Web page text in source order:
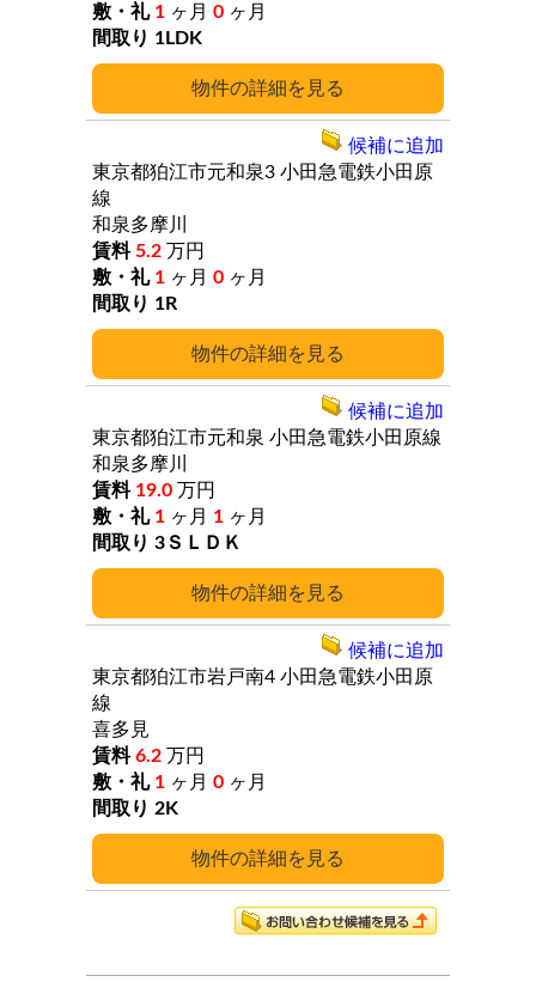
詳細
1 ヶ月 0 ヶ月
1LDK
詳細
東京都狛江市元和泉3 小田急電鉄小田原
線
和泉多摩川
5.2 万円
1 ヶ月 0 ヶ月
1R
候補に追加
詳細
東京都狛江市元和泉 小田急電鉄小田原線
和泉多摩川
19.0 万円
1 ヶ月 1 ヶ月
3ＳＬＤＫ
候補に追加
詳細
東京都狛江市岩戸南4 小田急電鉄小田原
線
喜多見
6.2 万円
1 ヶ月 0 ヶ月
2K
候補に追加